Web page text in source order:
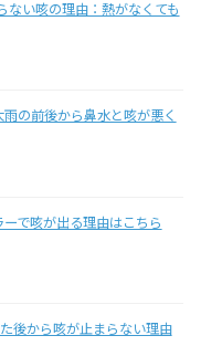
ない咳の理由：熱がなくても
雨の前後から鼻水と咳が悪く
ーで咳が出る理由はこちら
後から咳が止まらない理由